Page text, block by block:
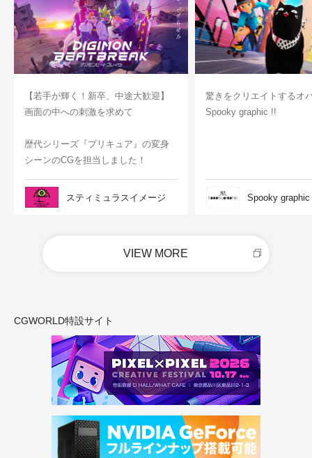
【若手が輝く！新卒、中途大歓迎】
画面の中への刺激を求めて
歴代シリーズ『プリキュア』の変身
シーンのCGを担当しました！
スティミュラスイメージ
驚きをクリエイトするオ
Spooky graphic !!
Spooky graphic
VIEW MORE
CGWORLD特設サイト